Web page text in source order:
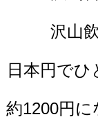
沢山
日本円で
約1200円